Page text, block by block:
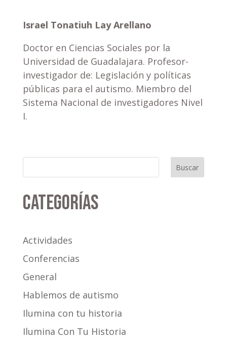
Israel Tonatiuh Lay Arellano
Doctor en Ciencias Sociales por la
Universidad de Guadalajara. Profesor-
investigador de: Legislación y políticas
públicas para el autismo. Miembro del
Sistema Nacional de investigadores Nivel
I.
Buscar
Categorías
Actividades
Conferencias
General
Hablemos de autismo
Ilumina con tu historia
Ilumina Con Tu Historia